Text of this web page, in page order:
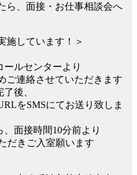
ら、面接・お仕事相談会へ
施しています！＞
ールセンターより
ご連絡させていただきます
後、
をSMSにてお送り致しま
面接時間10分前より
だきご入室願います